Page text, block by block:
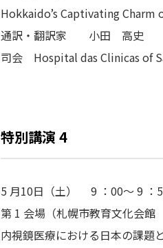
Hokkaido’s Captivating Charm
通訳・翻訳家 小田 高史
司会 Hospital das Clinicas
特別講演 4
5 月10日（土） 9 ：00～ 9 ：
第 1 会場（札幌市教育文化会
内視鏡医療における日本の課題